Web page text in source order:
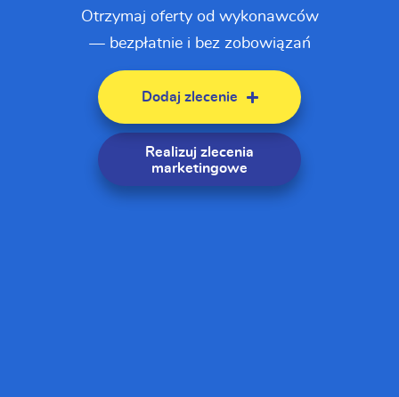
Otrzymaj oferty od wykonawców
— bezpłatnie i bez zobowiązań
Dodaj zlecenie
Realizuj zlecenia
marketingowe